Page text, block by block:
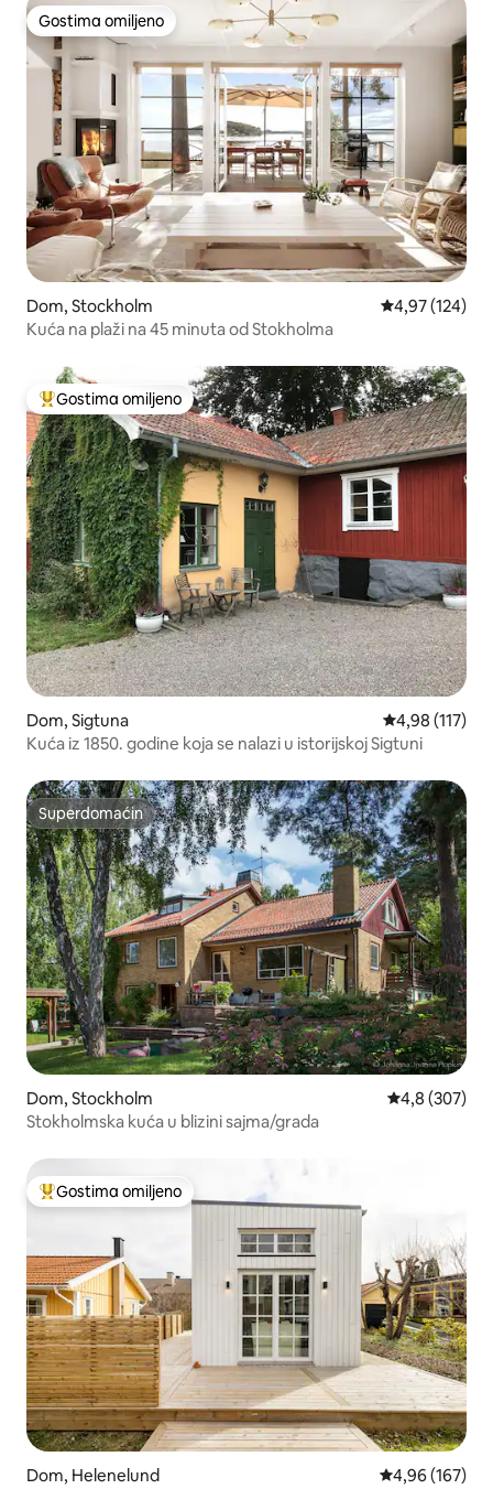
Gostima omiljeno
Gostima omiljeno
Dom, Stockholm Prosečna
4,97 (124)
Kuća na plaži na 45 minuta od Stokholma
Najuspešniji među gostima omiljenim
Gostima omiljeno
Dom, Sigtuna Prosečna
4,98 (117)
Kuća iz 1850. godine koja se nalazi u istorijskoj Sigtuni
Superdomaćin
Superdomaćin
Dom, Stockholm Prosečna
4,8 (307)
Stokholmska kuća u blizini sajma/grada
Najuspešniji među gostima omiljenim
Gostima omiljeno
Dom, Helenelund Prosečna
4,96 (167)